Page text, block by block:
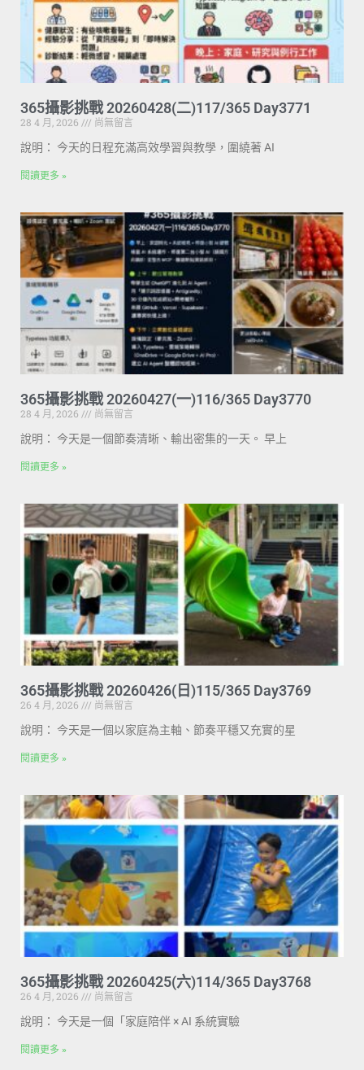
365攝影挑戰 20260428(二)117/365 Day3771
28 4 月, 2026
尚無留言
說明： 今天的日程充滿高效學習與教學，圍繞著 AI
閱讀更多 »
365攝影挑戰 20260427(一)116/365 Day3770
28 4 月, 2026
尚無留言
說明： 今天是一個節奏清晰、輸出密集的一天。 早上
閱讀更多 »
365攝影挑戰 20260426(日)115/365 Day3769
26 4 月, 2026
尚無留言
說明： 今天是一個以家庭為主軸、節奏平穩又充實的星
閱讀更多 »
365攝影挑戰 20260425(六)114/365 Day3768
26 4 月, 2026
尚無留言
說明： 今天是一個「家庭陪伴 × AI 系統實驗
閱讀更多 »